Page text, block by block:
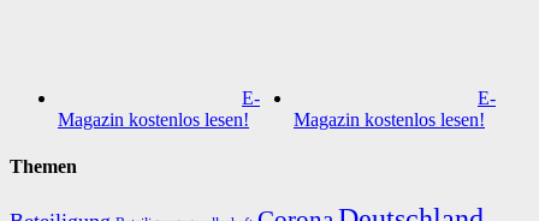
E-
Magazin kostenlos lesen!
E-
Magazin kostenlos lesen!
Themen